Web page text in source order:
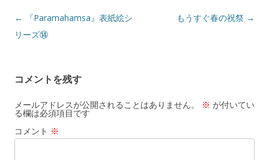
投
稿
ゲ
ー
シ
ョ
←
『Paramahamsa』表紙絵シ
リーズ⑭
もうすぐ春の祝祭 →
コメントを残す
メールアドレスが公開されることはありません。 ※ が付いてい
る欄は必須項目です
コメント ※